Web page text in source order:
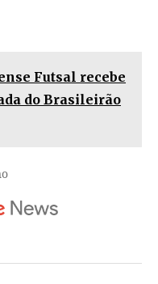
Futsal recebe
do Brasileirão